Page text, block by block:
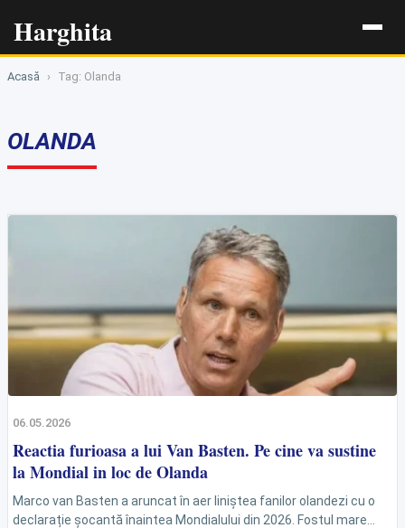
Harghita
Acasă › Tag: Olanda
OLANDA
06.05.2026
Reactia furioasa a lui Van Basten. Pe cine va sustine
la Mondial in loc de Olanda
Marco van Basten a aruncat în aer liniștea fanilor olandezi cu o
declarație șocantă înaintea Mondialului din 2026. Fostul mare